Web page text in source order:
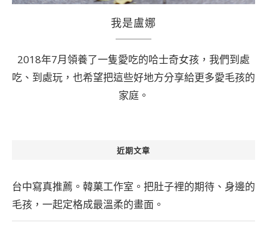
我是盧娜
2018年7月領養了一隻愛吃的哈士奇女孩，我們到處
吃、到處玩，也希望把這些好地方分享給更多愛毛孩的
家庭。
近期文章
台中寫真推薦。韓菓工作室。把肚子裡的期待、身邊的
毛孩，一起定格成最溫柔的畫面。